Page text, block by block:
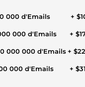
000 d'Emails +
000 d'Emails +
000 000 d'Emails+
000 d'Emails +